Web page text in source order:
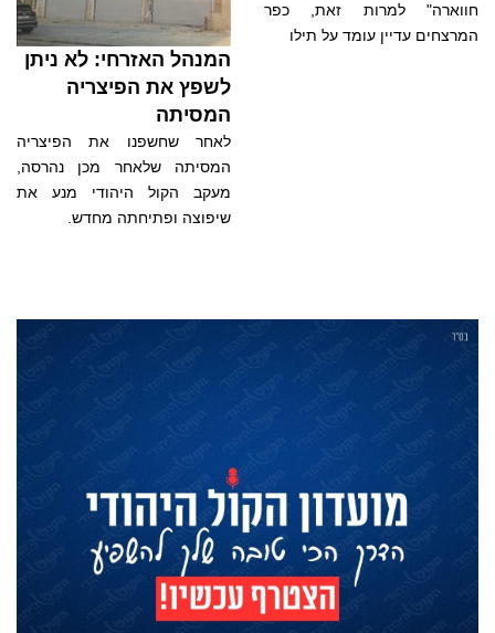
חווארה" למרות זאת, כפר
המרצחים עדיין עומד על תילו
המנהל האזרחי: לא ניתן
לשפץ את הפיצריה
המסיתה
לאחר שחשפנו את הפיצריה
המסיתה שלאחר מכן נהרסה,
מעקב הקול היהודי מנע את
שיפוצה ופתיחתה מחדש.